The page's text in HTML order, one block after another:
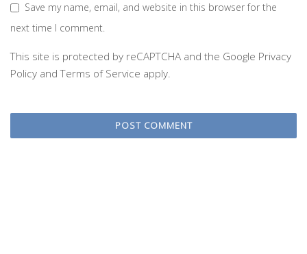
Save my name, email, and website in this browser for the
next time I comment.
This site is protected by reCAPTCHA and the Google Privacy
Policy andTerms of Service apply.